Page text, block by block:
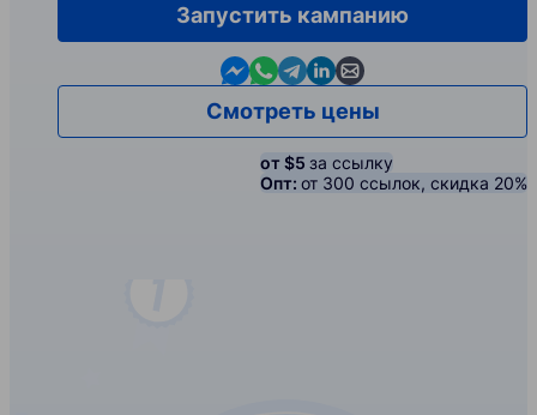
Запустить кампанию
Contact us in Messenger
Contact us in WhatsApp
Contact us in Telegram
Contact us in Linkedin
Contact us by email
Смотреть цены
от $5 за ссылку
Опт: от 300 ссылок, скидка 20%